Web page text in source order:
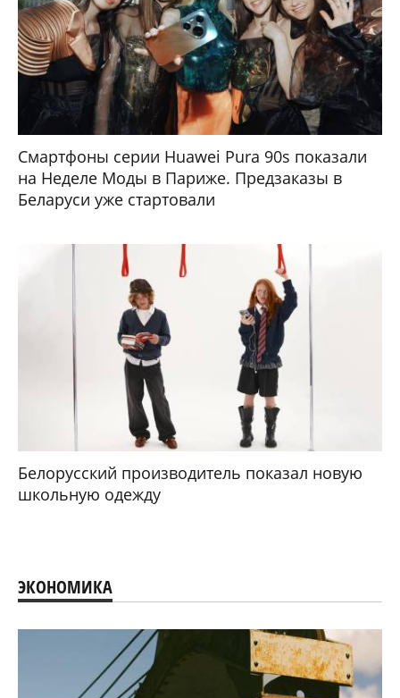
Смартфоны серии Huawei Pura 90s показали
на Неделе Моды в Париже. Предзаказы в
Беларуси уже стартовали
Белорусский производитель показал новую
школьную одежду
ЭКОНОМИКА